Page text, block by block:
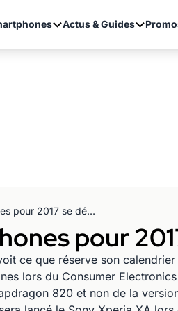
Actus & Guides
Sony : trois nouveaux Smartphones pour 2017 se dévoilent
pour
ce que réserve son
lors du Consumer
820 et non de la